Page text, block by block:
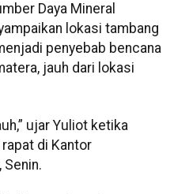
Daya Mineral
lokasi tambang
penyebab bencana
jauh dari lokasi
ujar Yuliot ketika
di Kantor
Senin.